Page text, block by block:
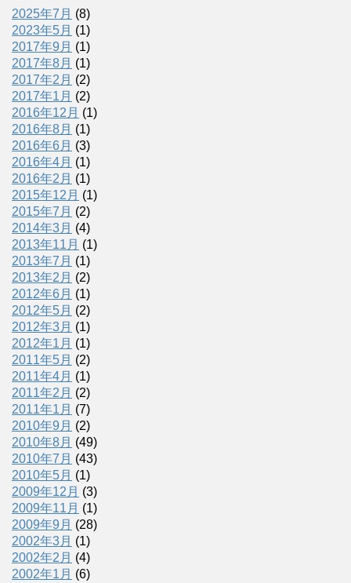
2025年7月 (8)
2023年5月 (1)
2017年9月 (1)
2017年8月 (1)
2017年2月 (2)
2017年1月 (2)
2016年12月 (1)
2016年8月 (1)
2016年6月 (3)
2016年4月 (1)
2016年2月 (1)
2015年12月 (1)
2015年7月 (2)
2014年3月 (4)
2013年11月 (1)
2013年7月 (1)
2013年2月 (2)
2012年6月 (1)
2012年5月 (2)
2012年3月 (1)
2012年1月 (1)
2011年5月 (2)
2011年4月 (1)
2011年2月 (2)
2011年1月 (7)
2010年9月 (2)
2010年8月 (49)
2010年7月 (43)
2010年5月 (1)
2009年12月 (3)
2009年11月 (1)
2009年9月 (28)
2002年3月 (1)
2002年2月 (4)
2002年1月 (6)